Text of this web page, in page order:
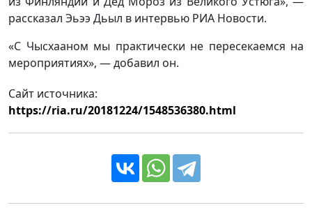
рассказал Эьээ Дьыл в интервью РИА Новости.
«С Чысхааном мы практически не пересекаемся на
мероприятиях», — добавил он.
Сайт источника:
https://ria.ru/20181224/1548536380.html